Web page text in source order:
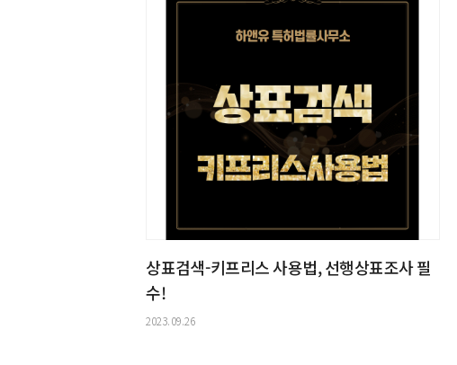
상표검색-키프리스 사용법, 선행상표조사 필
수!
2023.09.26